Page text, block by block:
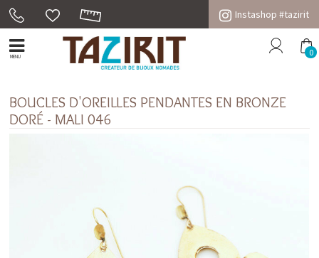
Instashop #tazirit
MENU 0
BOUCLES D'OREILLES PENDANTES EN BRONZE
DORÉ - MALI 046